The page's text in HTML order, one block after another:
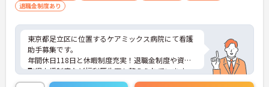
退職金制度あり
東京都足立区に位置するケアミックス病院にて看護
助手募集です。
年間休日118日と休暇制度充実！退職金制度や資格
取得支援制度など福利厚生面も整えられています。
ご興味のある方には、面接対策ポイントなど、さら